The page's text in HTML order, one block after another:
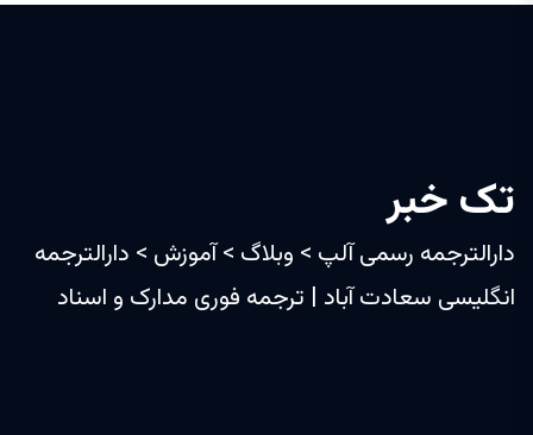
تک خبر
دارالترجمه رسمی آلپ > وبلاگ >آموزش > دارالترجمه
انگلیسی سعادت‌ آباد | ترجمه فوری مدارک و اسناد